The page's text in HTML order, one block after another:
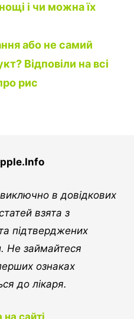
і чи можна їх
або не самий
Відповіли на всі
рис
в довідкових
взята з
підтверджених
Не займайтеся
ознаках
до лікаря.